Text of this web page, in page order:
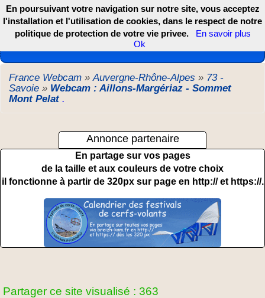
Les webcams de France, DOM TOM et COM
France Webcam »Auvergne-Rhône-Alpes » 73 -
Savoie » Webcam : Aillons-Margériaz - Sommet
Mont Pelat .
Annonce partenaire
En partage sur vos pages
de la taille et aux couleurs de votre choix
il fonctionne à partir de 320px sur page en http:// et https://.
Partager ce site visualisé : 363
En poursuivant votre navigation sur notre site, vous acceptez
l'installation et l'utilisation de cookies, dans le respect de notre
politique de protection de votre vie privee.
En savoir plus
Ok